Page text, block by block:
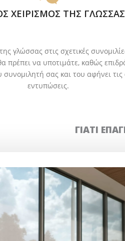
ΧΕΙΡΙΣΜΟΣ ΤΗΣ ΓΛΩΣΣΑΣ
γλώσσας στις σχετικές
πρέπει να υποτιμάτε, καθώς
σας και του αφήνει τις
εντυπώσεις.
ΓΙΑΤΙ